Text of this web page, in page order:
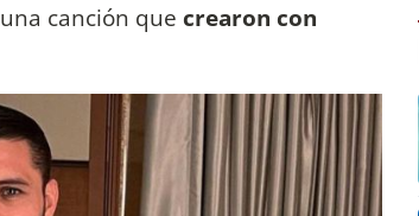
una canción que crearon con